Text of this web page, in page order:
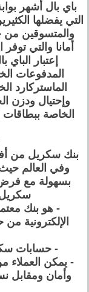
باي بال أشهر
التي يفضلها
والمتسوقين من
أمانا والتي
إعتبار
المدفوعات
الماستركارد
وإحتيال ودزن
الخاصة
بنك سكريل من
وفي العالم حيث
بسهولة مع فرض
سكريل
- هو بنك
الإلكترونية
- حسابات
- يمكن العملاء